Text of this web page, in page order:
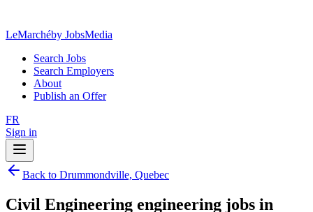
LeMarchéby JobsMedia
Search Jobs
Search Employers
About
Publish an Offer
FR
Sign in
Back to Drummondville, Quebec
Civil Engineering engineering jobs in